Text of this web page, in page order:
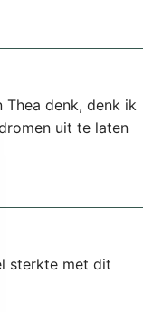
Thea denk, denk ik
uit te laten
sterkte met dit